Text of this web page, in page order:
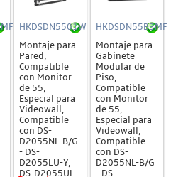
HKDSDN5501W
Montaje para
Pared,
Compatible
con Monitor
de 55,
Especial para
Videowall,
Compatible
con DS-
D2055NL-B/G
- DS-
D2055LU-Y,
DS-D2055UL-
HKDSDN55B3MF
Montaje para
Gabinete
Modular de
Piso,
Compatible
con Monitor
de 55,
Especial para
Videowall,
Compatible
con DS-
D2055NL-B/G
- DS-